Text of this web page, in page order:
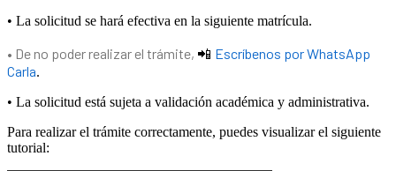
• La solicitud se hará efectiva en la siguiente matrícula.
• De no poder realizar el trámite,  Escríbenos porWhatsApp
Carla.
• La solicitud está sujeta a validación académica y administrativa.
Para realizar el trámite correctamente, puedes visualizar el siguiente
tutorial: